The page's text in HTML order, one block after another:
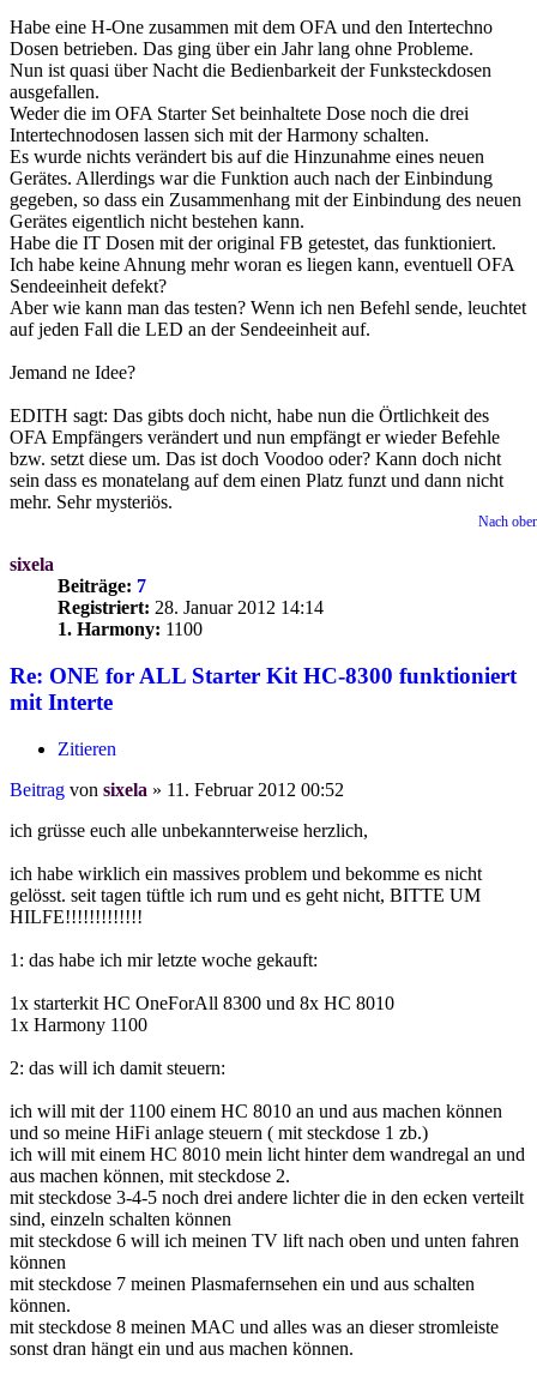
Habe eine H-One zusammen mit dem OFA und den Intertechno
Dosen betrieben. Das ging über ein Jahr lang ohne Probleme.
Nun ist quasi über Nacht die Bedienbarkeit der Funksteckdosen
ausgefallen.
Weder die im OFA Starter Set beinhaltete Dose noch die drei
Intertechnodosen lassen sich mit der Harmony schalten.
Es wurde nichts verändert bis auf die Hinzunahme eines neuen
Gerätes. Allerdings war die Funktion auch nach der Einbindung
gegeben, so dass ein Zusammenhang mit der Einbindung des neuen
Gerätes eigentlich nicht bestehen kann.
Habe die IT Dosen mit der original FB getestet, das funktioniert.
Ich habe keine Ahnung mehr woran es liegen kann, eventuell OFA
Sendeeinheit defekt?
Aber wie kann man das testen? Wenn ich nen Befehl sende, leuchtet
auf jeden Fall die LED an der Sendeeinheit auf.
Jemand ne Idee?
EDITH sagt: Das gibts doch nicht, habe nun die Örtlichkeit des
OFA Empfängers verändert und nun empfängt er wieder Befehle
bzw. setzt diese um. Das ist doch Voodoo oder? Kann doch nicht
sein dass es monatelang auf dem einen Platz funzt und dann nicht
mehr. Sehr mysteriös.
Nach
sixela
Beiträge: 7
Registriert: 28. Januar 2012 14:14
1. Harmony: 1100
Re: ONE for ALL Starter Kit HC-8300 funktioniert
mit Interte
Zitieren
Beitrag von sixela » 11. Februar 2012 00:52
ich grüsse euch alle unbekannterweise herzlich,
ich habe wirklich ein massives problem und bekomme es nicht
gelösst. seit tagen tüftle ich rum und es geht nicht, BITTE UM
HILFE!!!!!!!!!!!!!
1: das habe ich mir letzte woche gekauft:
1x starterkit HC OneForAll 8300 und 8x HC 8010
1x Harmony 1100
2: das will ich damit steuern:
ich will mit der 1100 einem HC 8010 an und aus machen können
und so meine HiFi anlage steuern ( mit steckdose 1 zb.)
ich will mit einem HC 8010 mein licht hinter dem wandregal an und
aus machen können, mit steckdose 2.
mit steckdose 3-4-5 noch drei andere lichter die in den ecken verteilt
sind, einzeln schalten können
mit steckdose 6 will ich meinen TV lift nach oben und unten fahren
können
mit steckdose 7 meinen Plasmafernsehen ein und aus schalten
können.
mit steckdose 8 meinen MAC und alles was an dieser stromleiste
sonst dran hängt ein und aus machen können.